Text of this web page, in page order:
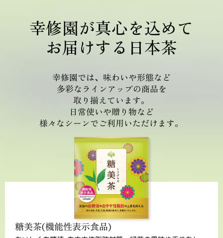
幸修園が真心を込めて
お届けする日本茶
幸修園では、味わいや形態など
多彩なラインアップの商品を
取り揃えています。
日常使いや贈り物など
様々なシーンでご利用いただけます。
糖美茶(機能性表示食品)